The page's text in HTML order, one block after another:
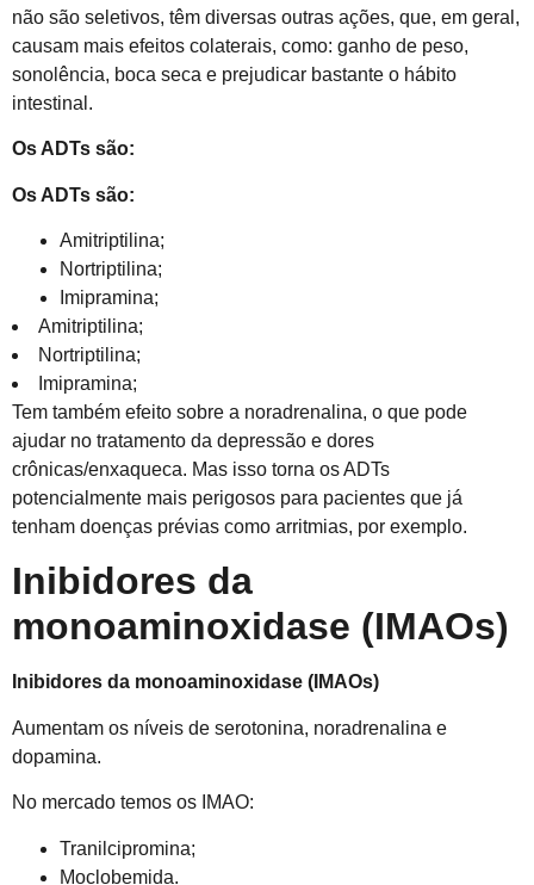
não são seletivos, têm diversas outras ações, que, em geral,
causam mais efeitos colaterais, como: ganho de peso,
sonolência, boca seca e prejudicar bastante o hábito
intestinal.
Os ADTs são:
Os ADTs são:
Amitriptilina;
Nortriptilina;
Imipramina;
Amitriptilina;
Nortriptilina;
Imipramina;
Tem também efeito sobre a noradrenalina, o que pode
ajudar no tratamento da depressão e dores
crônicas/enxaqueca. Mas isso torna os ADTs
potencialmente mais perigosos para pacientes que já
tenham doenças prévias como arritmias, por exemplo.
Inibidores da
monoaminoxidase (IMAOs)
Inibidores da monoaminoxidase (IMAOs)
Aumentam os níveis de serotonina, noradrenalina e
dopamina.
No mercado temos os IMAO:
Tranilcipromina;
Moclobemida.